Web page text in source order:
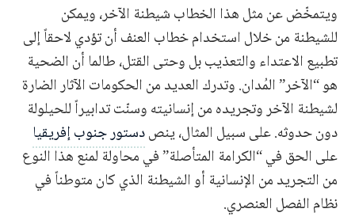
ويتمخّض عن مثل هذا الخطاب شيطنة الآخر، ويمكن
للشيطنة من خلال استخدام خطاب العنف أن تؤدي لاحقاً إلى
تطبيع الاعتداء والتعذيب بل وحتى القتل، طالما أن الضحية
هو “الآخر” المُدان. وتدرك العديد من الحكومات الآثار الضارة
لشيطنة الآخر وتجريده من إنسانيته وسنّت تدابيراً للحيلولة
دون حدوثه. على سبيل المثال، ينصدستور جنوب إفريقيا
على الحق في “الكرامة المتأصلة” في محاولة لمنع هذا النوع
من التجريد من الإنسانية أو الشيطنة الذي كان متوطناً في
نظام الفصل العنصري.